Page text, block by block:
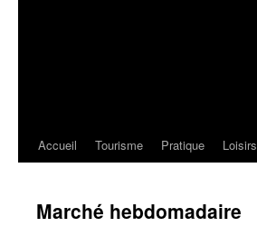
Accueil Tourisme Pratique Loisirs
Marché hebdomadaire